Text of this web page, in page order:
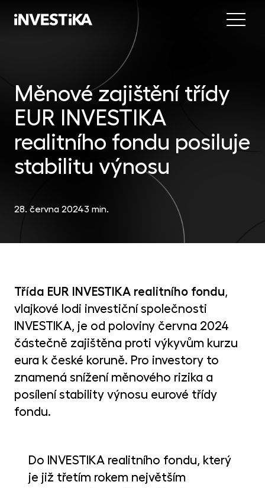
Menu
O
Měnové zajištění třídy
EUR INVESTIKA
realitního fondu posiluje
stabilitu výnosu
28. června 20243 min.
Třída EUR INVESTIKA realitního fondu,
vlajkové lodi investiční společnosti
INVESTIKA, je od poloviny června 2024
částečně zajištěna proti výkyvům kurzu
eura k české koruně. Pro investory to
znamená snížení měnového rizika a
posílení stability výnosu eurové třídy
fondu.
Do INVESTIKA realitního fondu, který
je již třetím rokem největším